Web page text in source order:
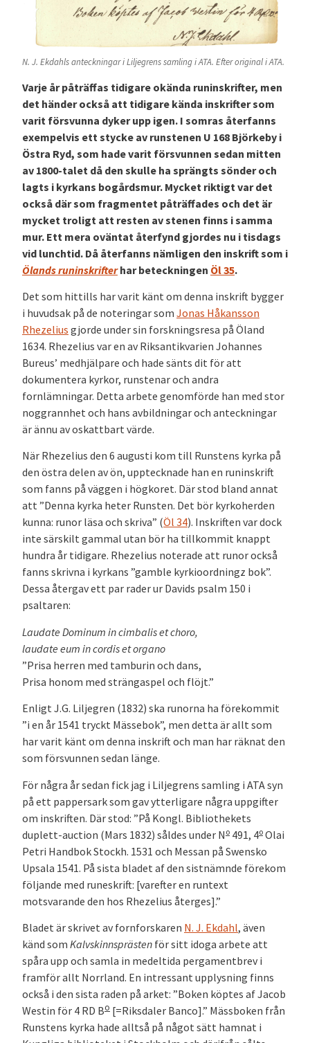
N. J. Ekdahls anteckningar i Liljegrens samling i ATA. Efter original i ATA.
Varje år påträffas tidigare okända runinskrifter, men
det händer också att tidigare kända inskrifter som
varit försvunna dyker upp igen. I somras återfanns
exempelvis ett stycke av runstenen U 168 Björkeby i
Östra Ryd, som hade varit försvunnen sedan mitten
av 1800-talet då den skulle ha sprängts sönder och
lagts i kyrkans bogårdsmur. Mycket riktigt var det
också där som fragmentet påträffades och det är
mycket troligt att resten av stenen finns i samma
mur. Ett mera oväntat återfynd gjordes nu i tisdags
vid lunchtid. Då återfanns nämligen den inskrift som i
Ölands runinskrifterhar beteckningen Öl 35.
Det som hittills har varit känt om denna inskrift bygger
i huvudsak på de noteringar som Jonas Håkansson
Rhezelius gjorde under sin forskningsresa på Öland
1634. Rhezelius var en av Riksantikvarien Johannes
Bureus’ medhjälpare och hade sänts dit för att
dokumentera kyrkor, runstenar och andra
fornlämningar. Detta arbete genomförde han med stor
noggrannhet och hans avbildningar och anteckningar
är ännu av oskattbart värde.
När Rhezelius den 6 augusti kom till Runstens kyrka på
den östra delen av ön, upptecknade han en runinskrift
som fanns på väggen i högkoret. Där stod bland annat
att ”Denna kyrka heter Runsten. Det bör kyrkoherden
kunna: runor läsa och skriva” (Öl 34). Inskriften var dock
inte särskilt gammal utan bör ha tillkommit knappt
hundra år tidigare. Rhezelius noterade att runor också
fanns skrivna i kyrkans ”gamble kyrkioordningz bok”.
Dessa återgav ett par rader ur Davids psalm 150 i
psaltaren:
Laudate Dominum in cimbalis et choro,
laudate eum in cordis et organo
”Prisa herren med tamburin och dans,
Prisa honom med strängaspel och flöjt.”
Enligt J.G. Liljegren (1832) ska runorna ha förekommit
”i en år 1541 tryckt Mässebok”, men detta är allt som
har varit känt om denna inskrift och man har räknat den
som försvunnen sedan länge.
För några år sedan fick jag i Liljegrens samling i ATA syn
på ett pappersark som gav ytterligare några uppgifter
om inskriften. Där stod: ”På Kongl. Bibliothekets
duplett-auction (Mars 1832) såldes under N o 491, 4o Olai
Petri Handbok Stockh. 1531 och Messan på Swensko
Upsala 1541. På sista bladet af den sistnämnde förekom
följande med runeskrift: [varefter en runtext
motsvarande den hos Rhezelius återges].”
Bladet är skrivet av fornforskaren N. J. Ekdahl, även
känd som Kalvskinnsprästen för sitt idoga arbete att
spåra upp och samla in medeltida pergamentbrev i
framför allt Norrland. En intressant upplysning finns
också i den sista raden på arket: ”Boken köptes af Jacob
Westin för 4 RD Bo [=Riksdaler Banco].” Mässboken från
Runstens kyrka hade alltså på något sätt hamnat i